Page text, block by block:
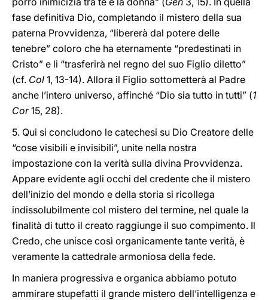
fase definitiva Dio, completando il mistero della sua
paterna Provvidenza, “libererà dal potere delle
tenebre” coloro che ha eternamente “predestinati in
Cristo” e li “trasferirà nel regno del suo Figlio diletto”
(cf. Col 1, 13-14). Allora il Figlio sottometterà al Padre
anche l’intero universo, affinché “Dio sia tutto in tutti” (1
Cor15, 28).
5. Qui si concludono le catechesi su Dio Creatore delle
“cose visibili e invisibili”, unite nella nostra
impostazione con la verità sulla divina Provvidenza.
Appare evidente agli occhi del credente che il mistero
dell’inizio del mondo e della storia si ricollega
indissolubilmente col mistero del termine, nel quale la
finalità di tutto il creato raggiunge il suo compimento. Il
Credo, che unisce così organicamente tante verità, è
veramente la cattedrale armoniosa della fede.
In maniera progressiva e organica abbiamo potuto
ammirare stupefatti il grande mistero dell’intelligenza e